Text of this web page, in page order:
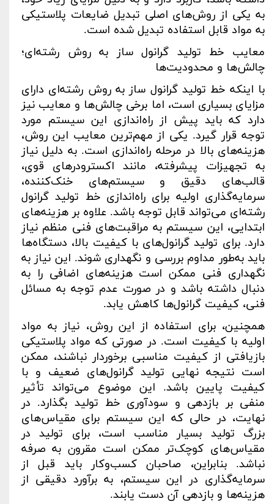
به یکی از روش‌های اصلی تبدیل ضایعات پلاستیکی
به مواد قابل استفاده تبدیل شده است.
معایب خط تولید گرانول ساز به روش رشته‌ای؛
چالش‌ها و محدودیت‌ها
با اینکه خط تولید گرانول ساز به روش رشته‌ای دارای
مزایای بسیاری است، اما برخی چالش‌ها و معایب نیز
دارد که باید پیش از راه‌اندازی این سیستم مورد
توجه قرار گیرد. یکی از مهم‌ترین معایب این روش،
هزینه‌های بالا در مرحله راه‌اندازی است. به دلیل نیاز
به تجهیزات پیشرفته، مانند اکسترودرهای قوی،
قالب‌های دقیق و سیستم‌های خنک‌کننده،
سرمایه‌گذاری اولیه برای راه‌اندازی خط تولید گرانول
رشته‌ای می‌تواند قابل توجه باشد. علاوه بر هزینه‌های
ابتدایی، این سیستم به مراقبت‌های فنی منظم نیاز
دارد. برای تولید گرانول‌های با کیفیت بالا، دستگاه‌ها
باید به‌طور مداوم بررسی و نگهداری شوند. این نیاز به
نگهداری فنی ممکن است هزینه‌های اضافی را به
دنبال داشته باشد و در صورت عدم توجه به مسائل
فنی، کیفیت گرانول‌ها کاهش یابد.
همچنین، برای استفاده از این روش، نیاز به مواد
اولیه با کیفیت است. در صورتی که مواد پلاستیکی
بازیافتی از کیفیت مناسبی برخوردار نباشند، ممکن
است نتیجه نهایی تولید گرانول‌های ضعیف و با
کیفیت پایین باشد. این موضوع می‌تواند تأثیر
منفی بر بازدهی و سودآوری خط تولید بگذارد. در
نهایت، در حالی که این سیستم برای مقیاس‌های
بزرگ تولید بسیار مناسب است، برای تولید در
مقیاس‌های کوچک‌تر ممکن است مقرون به صرفه
نباشد. بنابراین، صاحبان کسب‌وکار باید قبل از
سرمایه‌گذاری در این سیستم، به برآورد دقیقی از
هزینه‌ها و بازدهی آن دست یابند.